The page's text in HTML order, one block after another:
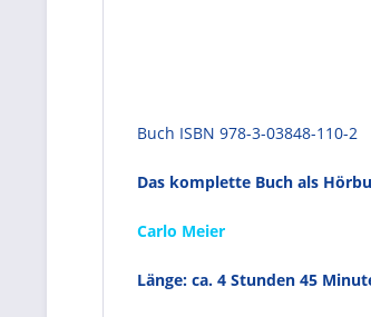
Buch ISBN 978-3-03848-110-2
Das komplette Buch als
Carlo Meier
Länge: ca. 4 Stunden 45